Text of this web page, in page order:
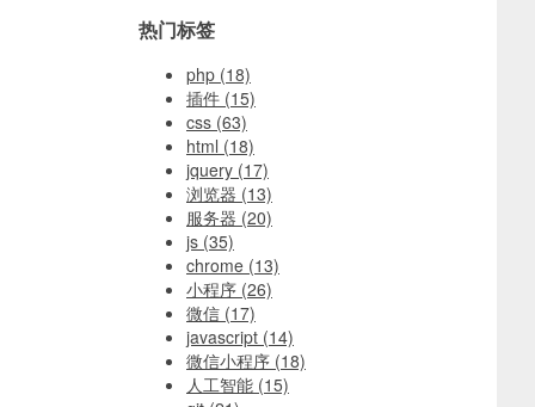
热门标签
php (18)
插件 (15)
css (63)
html (18)
jquery (17)
浏览器 (13)
服务器 (20)
js (35)
chrome (13)
小程序 (26)
微信 (17)
javascript (14)
微信小程序 (18)
人工智能 (15)